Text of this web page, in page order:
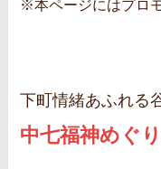
※本ページにはプロ
下町情緒あふれる
中七福神めぐり